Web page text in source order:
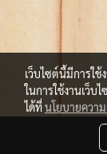
เว็บไซต์นี้มีการใ
ในการใช้งานเว็บ
ได้ที่นโยบายควา